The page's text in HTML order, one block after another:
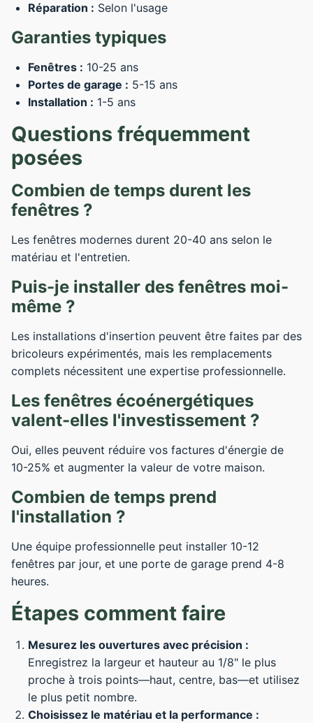
Réparation : Selon l'usage
Garanties typiques
Fenêtres : 10-25 ans
Portes de garage : 5-15 ans
Installation : 1-5 ans
Questions fréquemment
posées
Combien de temps durent les
fenêtres ?
Les fenêtres modernes durent 20-40 ans selon le
matériau et l'entretien.
Puis-je installer des fenêtres moi-
même ?
Les installations d'insertion peuvent être faites par des
bricoleurs expérimentés, mais les remplacements
complets nécessitent une expertise professionnelle.
Les fenêtres écoénergétiques
valent-elles l'investissement ?
Oui, elles peuvent réduire vos factures d'énergie de
10-25% et augmenter la valeur de votre maison.
Combien de temps prend
l'installation ?
Une équipe professionnelle peut installer 10-12
fenêtres par jour, et une porte de garage prend 4-8
heures.
Étapes comment faire
Mesurez les ouvertures avec précision :
Enregistrez la largeur et hauteur au 1/8" le plus
proche à trois points—haut, centre, bas—et utilisez
le plus petit nombre.
Choisissez le matériau et la performance :